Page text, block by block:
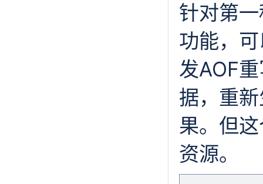
针对第
功能，
发AOF
据，重
果。但
资源。